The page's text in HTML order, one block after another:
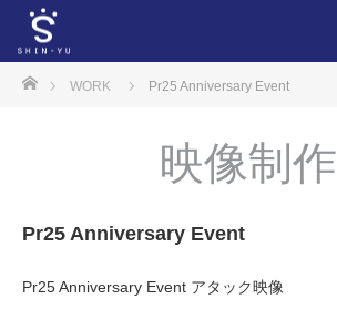
ホームWORK Pr25 Anniversary Event
映像制作
Pr25 Anniversary Event
Pr25 Anniversary Event アタック映像